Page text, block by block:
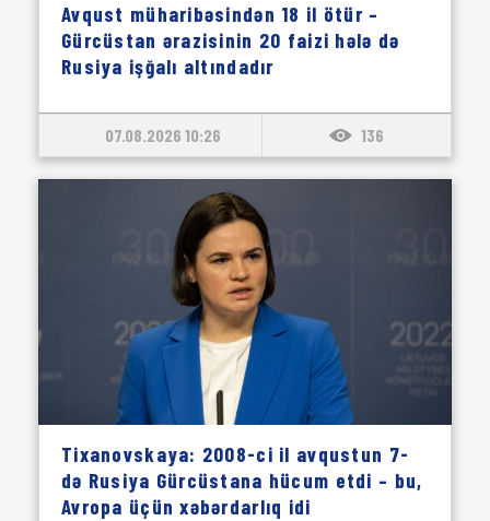
Avqust müharibəsindən 18 il ötür –
Gürcüstan ərazisinin 20 faizi hələ də
Rusiya işğalı altındadır
07.08.2026 10:26 136
Tixanovskaya: 2008-ci il avqustun 7-
də Rusiya Gürcüstana hücum etdi – bu,
Avropa üçün xəbərdarlıq idi